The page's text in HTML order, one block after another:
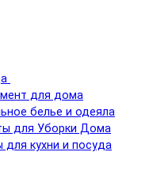
для дома
белье и одеяла
для Уборки Дома
для кухни и посуда